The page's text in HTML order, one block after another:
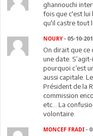
ghannouchi
fois que c'est lui
qu'il castre tout
NOURY- 05-10-
On dirait que ce
une date.
pourquoi c’est
aussi capitale.
Président de la
commission
etc… La
volontaire.
MONCEF FRADI -